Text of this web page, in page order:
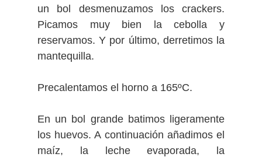
un bol desmenuzamos los crackers.
Picamos muy bien la cebolla y
reservamos. Y por último, derretimos la
mantequilla.
Precalentamos el horno a 165ºC.
En un bol grande batimos ligeramente
los huevos. A continuación añadimos el
maíz, la leche evaporada, la